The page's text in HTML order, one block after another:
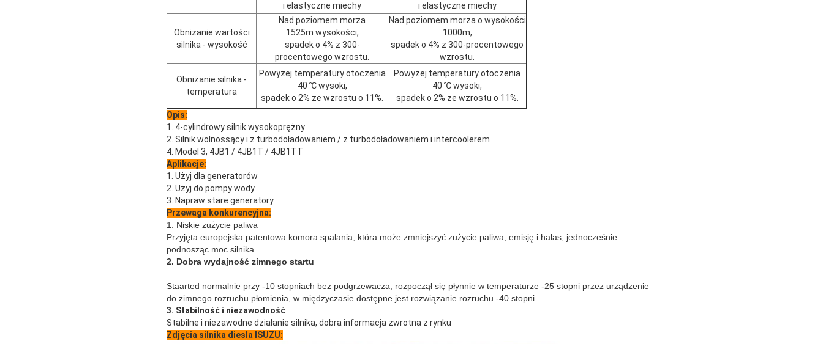
i elastyczne miechy
i elastyczne miechy
Obniżanie wartości
silnika - wysokość
Nad poziomem morza
1525m wysokości,
spadek o 4% z 300-
procentowego wzrostu.
Nad poziomem morza o wysokości
1000m,
spadek o 4% z 300-procentowego
wzrostu.
Obniżanie silnika -
temperatura
Powyżej temperatury otoczenia
40 ℃ wysoki,
spadek o 2% ze wzrostu o 11%.
Powyżej temperatury otoczenia
40 ℃ wysoki,
spadek o 2% ze wzrostu o 11%.
Opis:
1. 4-cylindrowy silnik wysokoprężny
2. Silnik wolnossący i z turbodoładowaniem / z turbodoładowaniem i intercoolerem
4. Model 3, 4JB1 / 4JB1T / 4JB1TT
Aplikacje:
1. Użyj dla generatorów
2. Użyj do pompy wody
3. Napraw stare generatory
Przewaga konkurencyjna:
1. Niskie zużycie paliwa
Przyjęta europejska patentowa komora spalania, która może zmniejszyć zużycie paliwa, emisję i hałas, jednocześnie
podnosząc moc silnika
2. Dobra wydajność zimnego startu
Staarted normalnie przy -10 stopniach bez podgrzewacza, rozpoczął się płynnie w temperaturze -25 stopni przez urządzenie
do zimnego rozruchu płomienia, w międzyczasie dostępne jest rozwiązanie rozruchu -40 stopni.
3. Stabilność i niezawodność
Stabilne i niezawodne działanie silnika, dobra informacja zwrotna z rynku
Zdjęcia silnika diesla ISUZU: